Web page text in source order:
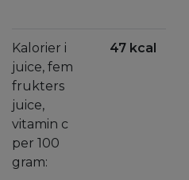
Kalorier i
juice, fem
frukters
juice,
vitamin c
per 100
gram:
47 kcal